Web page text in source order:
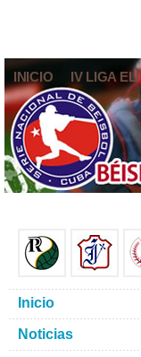
INICIO IV LIGA
Inicio
Noticias